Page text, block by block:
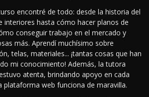
encontré de todo: desde la historia del
interiores hasta cómo hacer planos de
conseguir trabajo en el mercado y
más. Aprendí muchísimo sobre
telas, materiales... ¡tantas cosas que han
mi conocimiento! Además, la tutora
atenta, brindando apoyo en cada
plataforma web funciona de maravilla.